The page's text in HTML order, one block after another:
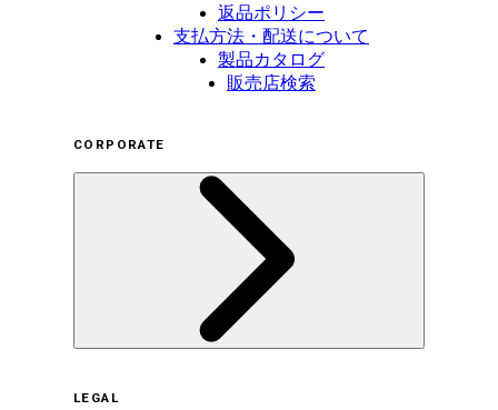
返品ポリシー
支払方法・配送について
製品カタログ
販売店検索
CORPORATE
LEGAL